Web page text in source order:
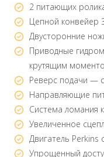
2 питающих
Цепной конвейер
Двусторонние
Приводные
крутящим
Реверс подачи —
Направляющие
Система ломания
Увеличенное
Двигатель
Упрощенный